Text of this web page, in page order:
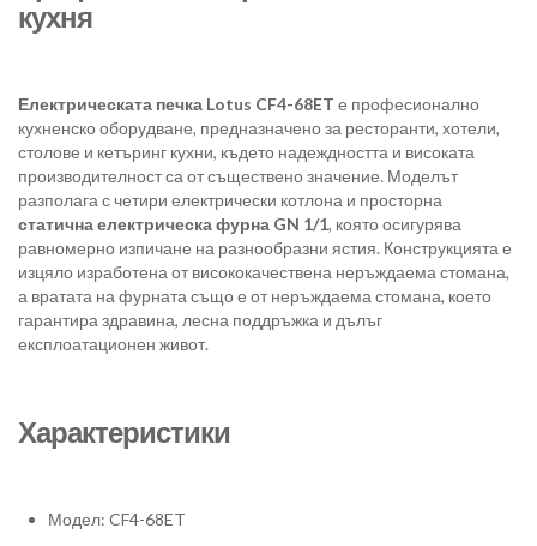
кухня
Електрическата печка Lotus CF4-68ET е професионално
кухненско оборудване, предназначено за ресторанти, хотели,
столове и кетъринг кухни, където надеждността и високата
производителност са от съществено значение. Моделът
разполага с четири електрически котлона и просторна
статична електрическа фурна GN 1/1, която осигурява
равномерно изпичане на разнообразни ястия. Конструкцията е
изцяло изработена от висококачествена неръждаема стомана,
а вратата на фурната също е от неръждаема стомана, което
гарантира здравина, лесна поддръжка и дълъг
експлоатационен живот.
Характеристики
Модел: CF4-68ET